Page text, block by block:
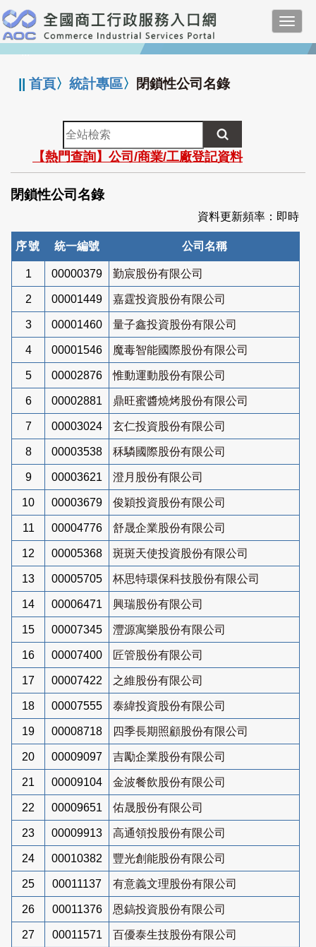
跳
到
主
要
:::
||首頁〉統計專區〉 閉鎖性公司名錄
全
站
檢
索
【熱門查詢】公司/商業/工廠登記資料
閉鎖性公司名錄
資料更新頻率：即時
序號 統一編號 公司名稱
1 00000379 勤宸股份有限公司
2 00001449 嘉霆投資股份有限公司
3 00001460 量子鑫投資股份有限公司
4 00001546 魔毒智能國際股份有限公司
5 00002876 惟動運動股份有限公司
6 00002881 鼎旺蜜醬燒烤股份有限公司
7 00003024 玄仁投資股份有限公司
8 00003538 秝驎國際股份有限公司
9 00003621 澄月股份有限公司
10 00003679 俊穎投資股份有限公司
11 00004776 舒晟企業股份有限公司
12 00005368 斑斑天使投資股份有限公司
13 00005705 杯思特環保科技股份有限公司
14 00006471 興瑞股份有限公司
15 00007345 灃源寓樂股份有限公司
16 00007400 匠管股份有限公司
17 00007422 之維股份有限公司
18 00007555 泰緯投資股份有限公司
19 00008718 四季長期照顧股份有限公司
20 00009097 吉勵企業股份有限公司
21 00009104 金波餐飲股份有限公司
22 00009651 佑晟股份有限公司
23 00009913 高通領投股份有限公司
24 00010382 豐光創能股份有限公司
25 00011137 有意義文理股份有限公司
26 00011376 恩鎬投資股份有限公司
27 00011571 百優泰生技股份有限公司